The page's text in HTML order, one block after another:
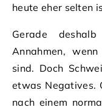
heute eher selten
Gerade
Annahmen,
sind. Doch
etwas Negatives.
nach einem